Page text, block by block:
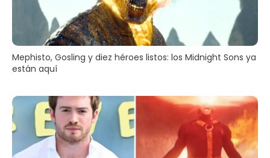
Mephisto, Gosling y diez héroes listos: los Midnight Sons ya
están aquí